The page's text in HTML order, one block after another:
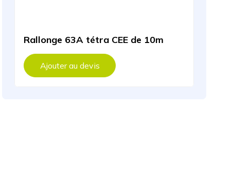
Rallonge 63A tétra CEE de 10m
Ajouter au devis